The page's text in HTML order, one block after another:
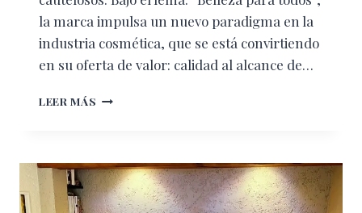
la marca impulsa un nuevo paradigma en la
industria cosmética, que se está convirtiendo
en su oferta de valor: calidad al alcance de…
LEER MÁS AVON
Y
DESARROLLO
DE